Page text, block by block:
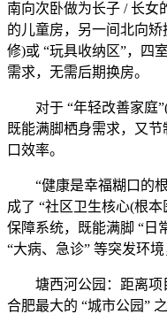
南向次卧做为长子 / 长女
的儿童房，另一间北向
修)或 “玩具收纳区”，四
需求，无需后期换房。
对于 “年轻改善家庭”(
既能满脚栖身需求，又
口效率。
“健康是幸福糊口的根
成了 “社区卫生核心(根
保障系统，既能满脚 “日
“大病、急诊” 等突发环
塘西河公园：距离项
合肥最大的 “城市公园”